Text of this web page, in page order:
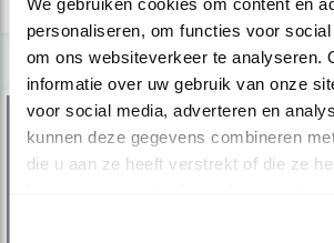
personaliseren, om functies voor
om ons websiteverkeer te analyseren.
informatie over uw gebruik van onze
voor social media, adverteren en
kunnen deze gegevens combineren
die u aan ze heeft verstrekt of die ze